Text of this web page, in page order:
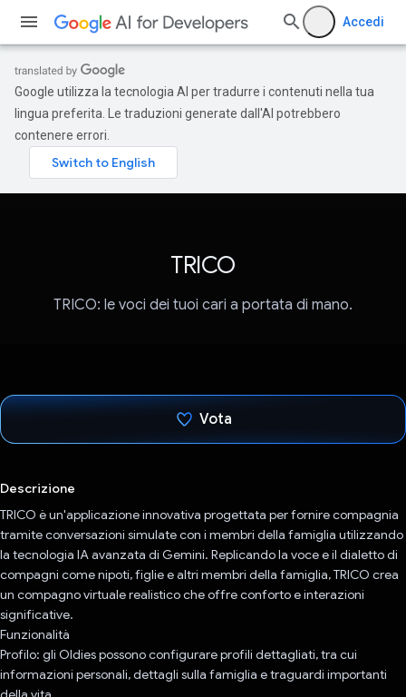
Accedi
Google utilizza la tecnologia AI per tradurre i contenuti nella tua
lingua preferita. Le traduzioni generate dall'AI potrebbero
contenere errori.
TRICO
TRICO: le voci dei tuoi cari a portata di mano.
Vota
Descrizione
TRICO è un'applicazione innovativa progettata per fornire compagnia
tramite conversazioni simulate con i membri della famiglia utilizzando
la tecnologia IA avanzata di Gemini. Replicando la voce e il dialetto di
compagni come nipoti, figlie e altri membri della famiglia, TRICO crea
un compagno virtuale realistico che offre conforto e interazioni
significative.
Funzionalità
Profilo: gli Oldies possono configurare profili dettagliati, tra cui
informazioni personali, dettagli sulla famiglia e traguardi importanti